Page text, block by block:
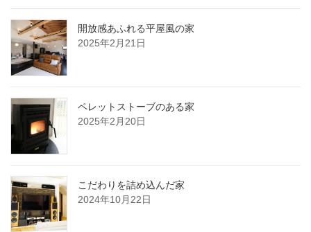
開放感あふれる平屋風の家
2025年2月21日
ペレットストーブのある家
2025年2月20日
こだわりを詰め込んだ家
2024年10月22日